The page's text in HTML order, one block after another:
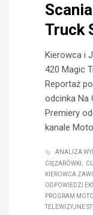
Truck
Kierowca i
420 Magic
Reportaż
odcinka Na
Premiery
kanale
ANALIZA
CIĘŻARÓWKI
KIEROWCA
ODPOWIEDZI
PROGRAM
TELEWIZYJNE